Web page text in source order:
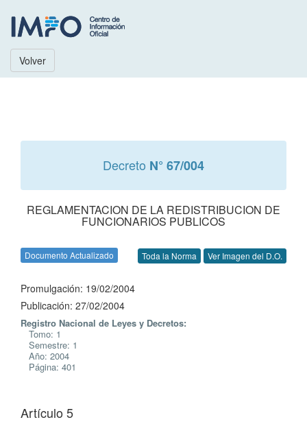
Volver
Decreto N° 67/004
REGLAMENTACION DE LA REDISTRIBUCION DE
FUNCIONARIOS PUBLICOS
Documento Actualizado Toda la Norma Ver Imagen del D.O.
Promulgación: 19/02/2004
Publicación: 27/02/2004
Registro Nacional de Leyes y Decretos:
Tomo: 1
Semestre: 1
Año: 2004
Página: 401
Artículo 5